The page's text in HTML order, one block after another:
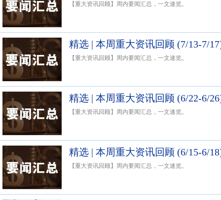
【重大资讯回顾】周内要闻汇总，一文速览。
精选 | 本周重大资讯回顾 (7/13-7/
【重大资讯回顾】周内要闻汇总，一文速览。
精选 | 本周重大资讯回顾 (6/22-6/
【重大资讯回顾】周内要闻汇总，一文速览。
精选 | 本周重大资讯回顾 (6/15-6/
【重大资讯回顾】周内要闻汇总，一文速览。